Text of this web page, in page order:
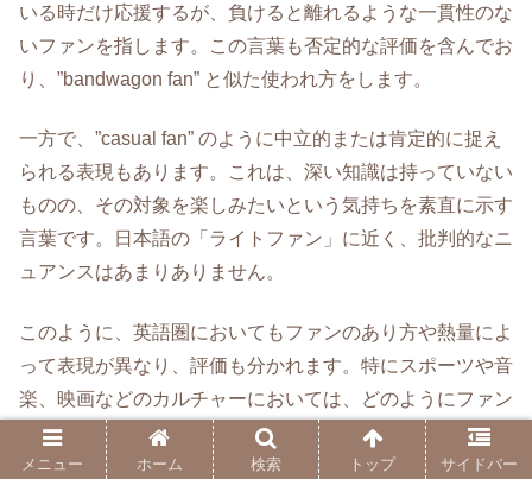
いる時だけ応援するが、負けると離れるような一貫性のな
いファンを指します。この言葉も否定的な評価を含んでお
り、”bandwagon fan” と似た使われ方をします。
一方で、”casual fan” のように中立的または肯定的に捉え
られる表現もあります。これは、深い知識は持っていない
ものの、その対象を楽しみたいという気持ちを素直に示す
言葉です。日本語の「ライトファン」に近く、批判的なニ
ュアンスはあまりありません。
このように、英語圏においてもファンのあり方や熱量によ
って表現が異なり、評価も分かれます。特にスポーツや音
楽、映画などのカルチャーにおいては、どのようにファン
であるかが重要視される傾向があり、”true fan”（本物のフ
ァン）との線引きが話題になることもあります。
メニュー ホーム 検索 トップ サイドバー